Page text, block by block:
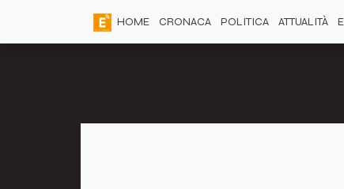
HOME CRONACA POLITICA ATTUALITÀ